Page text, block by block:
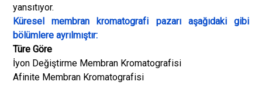
yansıtıyor.
Küresel membran kromatografi pazarı aşağıdaki gibi
bölümlere ayrılmıştır:
Türe Göre
İyon Değiştirme Membran Kromatografisi
Afinite Membran Kromatografisi